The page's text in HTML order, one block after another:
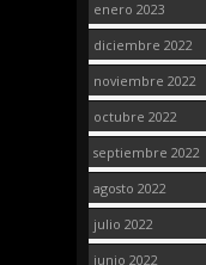
enero 2023
diciembre 2022
noviembre 2022
octubre 2022
septiembre 2022
agosto 2022
julio 2022
junio 2022